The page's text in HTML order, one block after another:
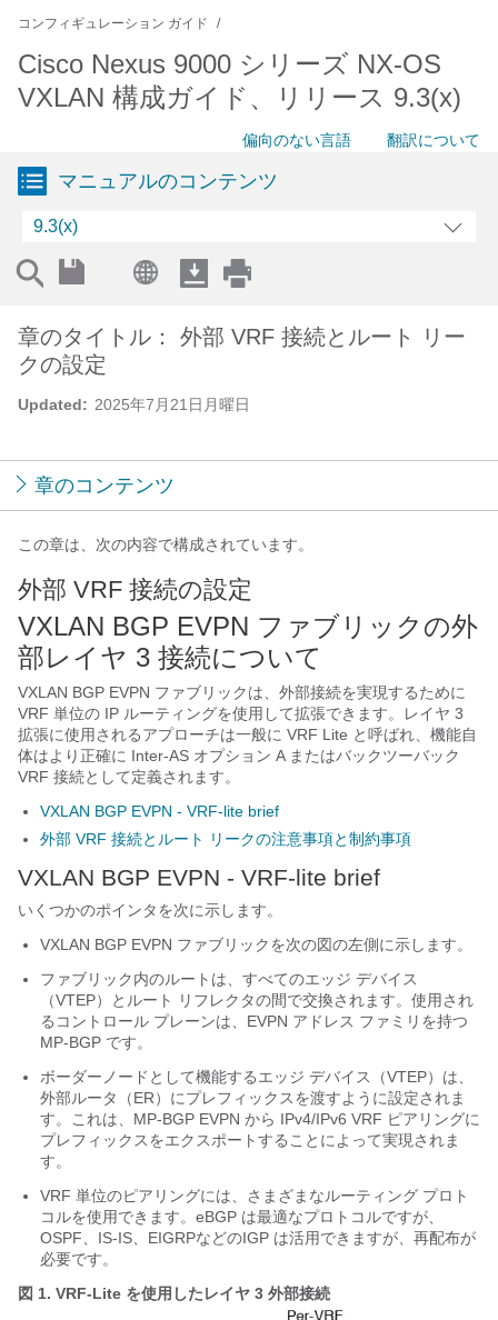
コンフィギュレーション ガイド
Cisco Nexus 9000 シリーズ NX-OS
VXLAN 構成ガイド、リリース 9.3(x)
偏向のない言語 翻訳について
マニュアルのコンテンツ
9.3(x)
Updated: 2025年7月21日月曜日
章のタイトル： 外部 VRF 接続とルート リー
クの設定
章のコンテンツ
この章は、次の内容で構成されています。
外部 VRF 接続の設定
VXLAN BGP EVPN ファブリックの外
部レイヤ 3 接続について
VXLAN BGP EVPN ファブリックは、外部接続を実現するために
VRF 単位の IP ルーティングを使用して拡張できます。レイヤ 3
拡張に使用されるアプローチは一般に VRF Lite と呼ばれ、機能自
体はより正確に Inter-AS オプション A またはバックツーバック
VRF 接続として定義されます。
VXLAN BGP EVPN - VRF-lite brief
外部 VRF 接続とルート リークの注意事項と制約事項
VXLAN BGP EVPN - VRF-lite brief
いくつかのポインタを次に示します。
VXLAN BGP EVPN ファブリックを次の図の左側に示します。
ファブリック内のルートは、すべてのエッジ デバイス
（VTEP）とルート リフレクタの間で交換されます。使用され
るコントロール プレーンは、EVPN アドレス ファミリを持つ
MP-BGP です。
ボーダーノードとして機能するエッジ デバイス（VTEP）は、
外部ルータ（ER）にプレフィックスを渡すように設定されま
す。これは、MP-BGP EVPN から IPv4/IPv6 VRF ピアリングに
プレフィックスをエクスポートすることによって実現されま
す。
VRF 単位のピアリングには、さまざまなルーティング プロト
コルを使用できます。eBGP は最適なプロトコルですが、
OSPF、IS-IS、EIGRPなどのIGP は活用できますが、再配布が
必要です。
図 1. VRF-Lite を使用したレイヤ 3 外部接続